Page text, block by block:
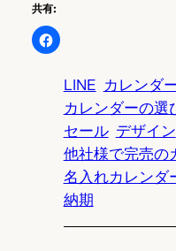
共有:
LINE カレンダ
カレンダーの選
セール デザイン
他社様で完売の
名入れカレンダ
納期